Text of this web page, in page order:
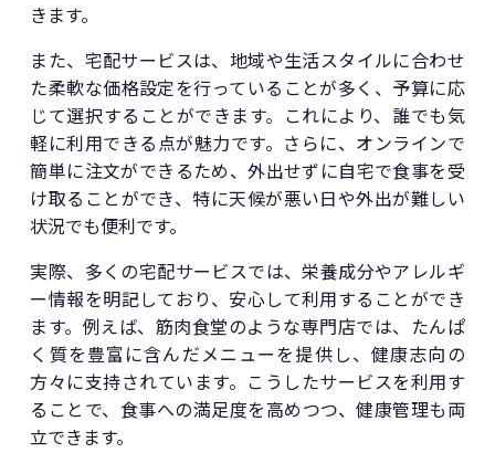
きます。
また、宅配サービスは、地域や生活スタイルに合わせ
た柔軟な価格設定を行っていることが多く、予算に応
じて選択することができます。これにより、誰でも気
軽に利用できる点が魅力です。さらに、オンラインで
簡単に注文ができるため、外出せずに自宅で食事を受
け取ることができ、特に天候が悪い日や外出が難しい
状況でも便利です。
実際、多くの宅配サービスでは、栄養成分やアレルギ
ー情報を明記しており、安心して利用することができ
ます。例えば、筋肉食堂のような専門店では、たんぱ
く質を豊富に含んだメニューを提供し、健康志向の
方々に支持されています。こうしたサービスを利用す
ることで、食事への満足度を高めつつ、健康管理も両
立できます。